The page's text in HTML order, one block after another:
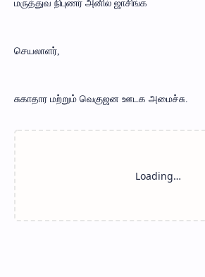
மருத்துவ நிபுணர் அனில் ஜாசிங்க
செயலாளர்,
சுகாதார மற்றும் வெகுஜன ஊடக அமைச்சு.